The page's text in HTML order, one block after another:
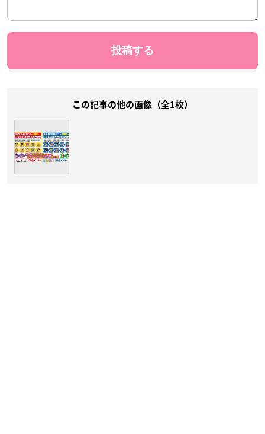
この記事の他の画像（全1枚）